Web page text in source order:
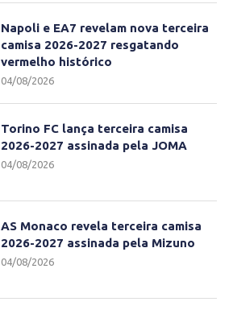
Napoli e EA7 revelam nova terceira
camisa 2026-2027 resgatando
vermelho histórico
04/08/2026
Torino FC lança terceira camisa
2026-2027 assinada pela JOMA
04/08/2026
AS Monaco revela terceira camisa
2026-2027 assinada pela Mizuno
04/08/2026